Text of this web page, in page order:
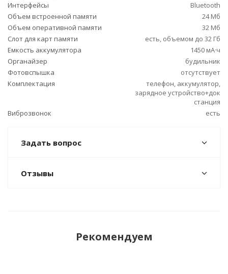
Интерфейсы
Bluetooth
Объем встроенной памяти
24 Мб
Объем оперативной памяти
32 Мб
Слот для карт памяти
есть, объемом до 32 Гб
Емкость аккумулятора
1450 мА·ч
Органайзер
будильник
Фотовспышка
отсутствует
Комплектация
телефон, аккумулятор,
зарядное устройство+док
станция
Виброзвонок
есть
Задать вопрос
Отзывы
Рекомендуем